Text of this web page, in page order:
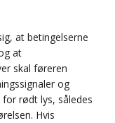
at betingelserne
at
skal føreren
og
rødt lys, således
Hvis